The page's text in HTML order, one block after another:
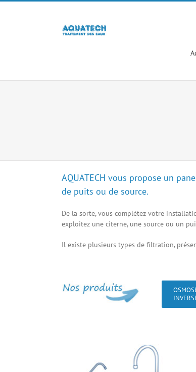
Passer
contenu
AQUATECH vous propose un
de puits ou de source.
De la sorte, vous complétez votre
exploitez une citerne, une source ou un
Il existe plusieurs types de filtration,